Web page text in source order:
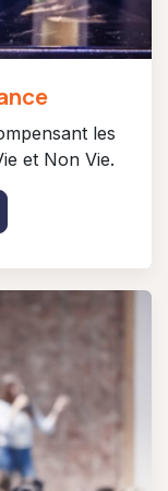
les
et Non Vie.